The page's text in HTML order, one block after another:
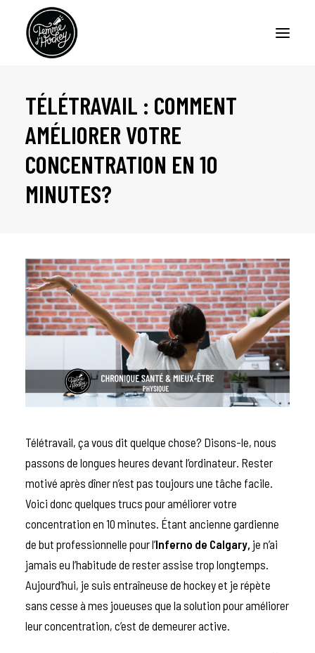
ACCUEIL
BALADOS – FEMME D’HOCKEY
BALADO – LA CERISE SUR LE SUNDAE
CHRONIQUES
NOUS JOINDRE
TÉLÉTRAVAIL : COMMENT
AMÉLIORER VOTRE
CONCENTRATION EN 10
MINUTES?
Télétravail, ça vous dit quelque chose? Disons-le, nous
passons de longues heures devant l’ordinateur. Rester
motivé après dîner n’est pas toujours une tâche facile.
Voici donc quelques trucs pour améliorer votre
concentration en 10 minutes. Étant ancienne gardienne
de but professionnelle pour l’Inferno de Calgary je n’ai
jamais eu l’habitude de rester assise trop longtemps.
Aujourd’hui, je suis entraîneuse de hockey et je répète
sans cesse à mes joueuses que la solution pour améliorer
leur concentration, c’est de demeurer active.